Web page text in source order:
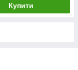
Купити